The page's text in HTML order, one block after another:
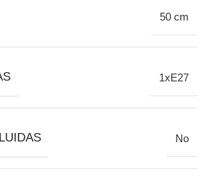
50 cm
1xE27
No